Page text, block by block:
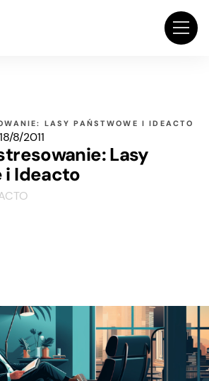
LASY PAŃSTWOWE I IDEACTO
8/2011
Lasy
i Ideacto